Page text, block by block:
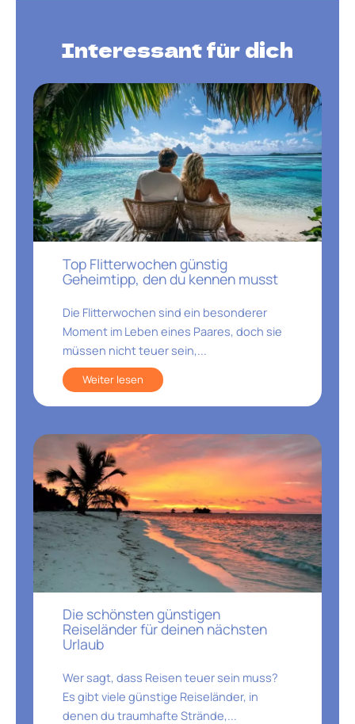
Interessant für dich
Top Flitterwochen günstig
Geheimtipp, den du kennen musst
Die Flitterwochen sind ein besonderer
Moment im Leben eines Paares, doch sie
müssen nicht teuer sein,...
Weiter lesen
Die schönsten günstigen
Reiseländer für deinen nächsten
Urlaub
Wer sagt, dass Reisen teuer sein muss?
Es gibt viele günstige Reiseländer, in
denen du traumhafte Strände,...